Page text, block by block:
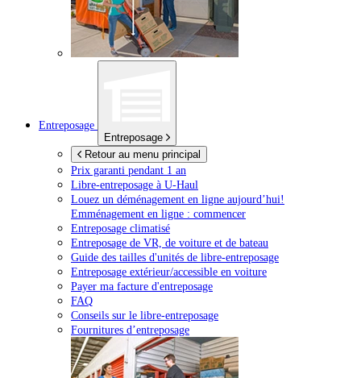
Entreposage
Entreposage
Retour au menu principal
Prix garanti pendant 1 an
Libre-entreposage à U-Haul
Louez un déménagement en ligne aujourd’hui!
Emménagement en ligne : commencer
Entreposage climatisé
Entreposage de VR, de voiture et de bateau
Guide des tailles d'unités de libre-entreposage
Entreposage extérieur/accessible en voiture
Payer ma facture d'entreposage
FAQ
Conseils sur le libre-entreposage
Fournitures d’entreposage